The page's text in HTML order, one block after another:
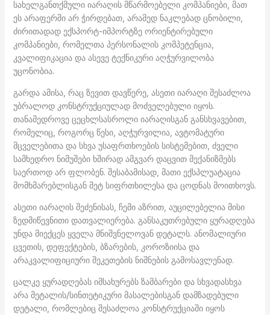
სახელგანთქმული იარაღის მწარმოებელი კომპანიები, მათ
ეს არაფერში არ ჭირდებათ, არამედ ნაკლებად ცნობილი,
ძირითადად ექსპორტ-იმპორტზე ორიენტირებული
კომპანიები, რომელთა პერსონალის კომპეტენცია,
კვალიფიკაცია და ასევე ტექნიკური აღჭურვილობა
უცონობია.
გარდა ამისა, რაც ზევით დავწერე, ასეთი იარაღი შესაძლოა
უბრალოდ კონსტრუქციულად მოძველებული იყოს.
თანამედროვე ცეცხლსასროლი იარაღისგან განსხვავებით,
რომელიც, როგორც წესი, აღჭურვილია, ავტომატური
მცველებითა და სხვა უსაფრთხოების სისტემებით, ძველი
სამხედრო ნიმუშები ხშირად ამგვარ დაცვით მექანიზმებს
საერთოდ არ ფლობენ. შესაბამისად, მათი ექსპლუატაცია
მომხმარებლისგან მეტ სიფრთხილესა და ცოდნას მოითხოვს.
ასეთი იარაღის შეძენისას, ჩემი აზრით, აუცილებელია მისი
ზედმიწევნითი დათვალიერება. განსაკუთრებული ყურადღება
უნდა მიექცეს ყველა მნიშვნელოვან დეტალს. ანომალიური
ცვეთის, დეფექტების, ბზარების, კოროზიისა და
არაკვალიფიციური შეკეთების ნიშნების გამოსავლენად.
ცალკე ყურადღებას იმსახურებს ზამბარები და სხვადასხვა
არა მეტალის/სინთეტიკური მასალებისგან დამზადებული
დეტალი, რომლებიც შესაძლოა კონსტრუქციაში იყოს